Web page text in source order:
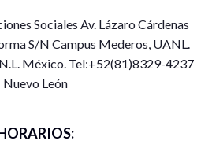
Sociales Av. Lázaro Cárdenas
S/N Campus Mederos, UANL.
México. Tel:+52(81)8329-4237
Nuevo León